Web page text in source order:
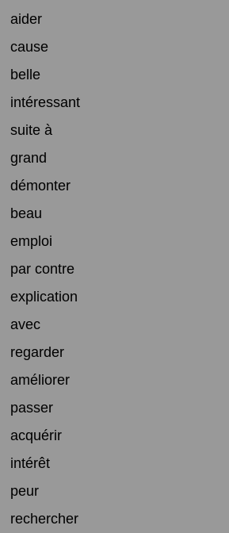
aider
cause
belle
intéressant
suite à
grand
démonter
beau
emploi
par contre
explication
avec
regarder
améliorer
passer
acquérir
intérêt
peur
rechercher